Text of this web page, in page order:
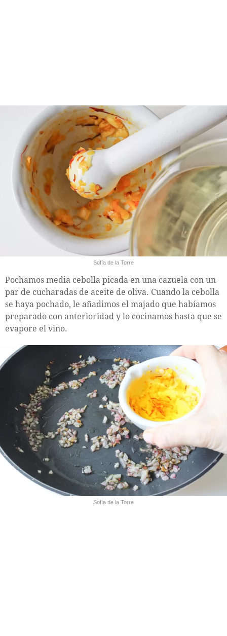
Sofía de la Torre
Pochamos media cebolla picada en una cazuela con un
par de cucharadas de aceite de oliva. Cuando la cebolla
se haya pochado, le añadimos el majado que habíamos
preparado con anterioridad y lo cocinamos hasta que se
evapore el vino.
Sofía de la Torre